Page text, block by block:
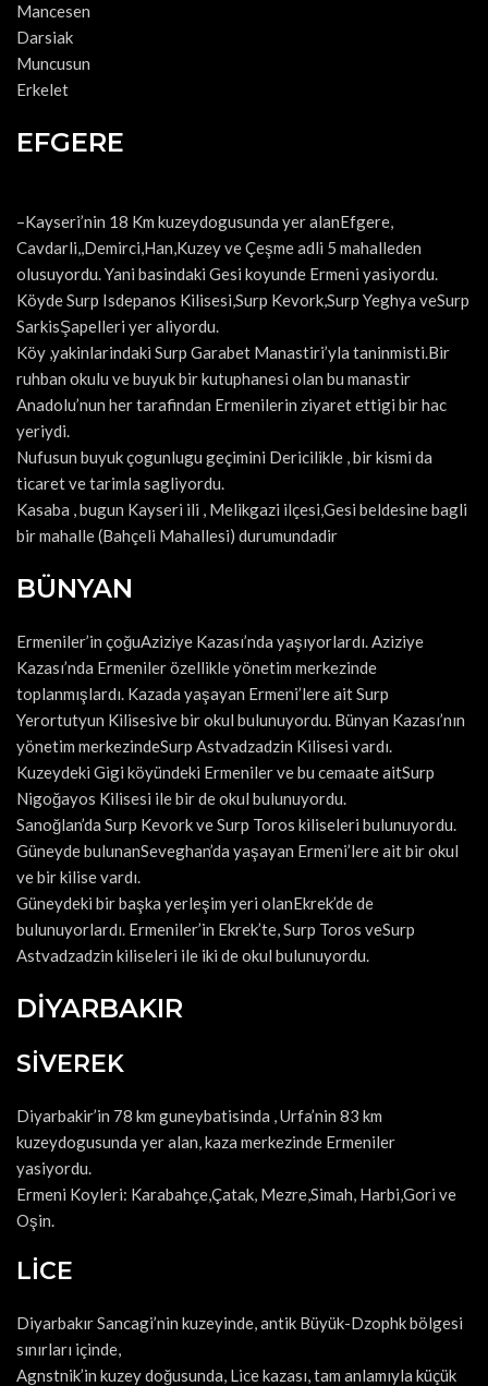
Mancesen
Darsiak
Muncusun
Erkelet
EFGERE
–Kayseri’nin 18 Km kuzeydogusunda yer alanEfgere,
Cavdarli,,Demirci,Han,Kuzey ve Çeşme adli 5 mahalleden
olusuyordu. Yani basindaki Gesi koyunde Ermeni yasiyordu.
Köyde Surp Isdepanos Kilisesi,Surp Kevork,Surp Yeghya veSurp
SarkisŞapelleri yer aliyordu.
Köy ,yakinlarindaki Surp Garabet Manastiri’yla taninmisti.Bir
ruhban okulu ve buyuk bir kutuphanesi olan bu manastir
Anadolu’nun her tarafindan Ermenilerin ziyaret ettigi bir hac
yeriydi.
Nufusun buyuk çogunlugu geçimini Dericilikle , bir kismi da
ticaret ve tarimla sagliyordu.
Kasaba , bugun Kayseri ili , Melikgazi ilçesi,Gesi beldesine bagli
bir mahalle (Bahçeli Mahallesi) durumundadir
BÜNYAN
Ermeniler’in çoğuAziziye Kazası’nda yaşıyorlardı. Aziziye
Kazası’nda Ermeniler özellikle yönetim merkezinde
toplanmışlardı. Kazada yaşayan Ermeni’lere ait Surp
Yerortutyun Kilisesive bir okul bulunuyordu. Bünyan Kazası’nın
yönetim merkezindeSurp Astvadzadzin Kilisesi vardı.
Kuzeydeki Gigi köyündeki Ermeniler ve bu cemaate aitSurp
Nigoğayos Kilisesi ile bir de okul bulunuyordu.
Sanoğlan’da Surp Kevork ve Surp Toros kiliseleri bulunuyordu.
Güneyde bulunanSeveghan’da yaşayan Ermeni’lere ait bir okul
ve bir kilise vardı.
Güneydeki bir başka yerleşim yeri olanEkrek’de de
bulunuyorlardı. Ermeniler’in Ekrek’te, Surp Toros veSurp
Astvadzadzin kiliseleri ile iki de okul bulunuyordu.
DİYARBAKIR
SİVEREK
Diyarbakir’in 78 km guneybatisinda , Urfa’nin 83 km
kuzeydogusunda yer alan, kaza merkezinde Ermeniler
yasiyordu.
Ermeni Koyleri: Karabahçe,Çatak, Mezre,Simah, Harbi,Gori ve
Oşin.
LİCE
Diyarbakır Sancagi’nin kuzeyinde, antik Büyük-Dzophk bölgesi
sınırları içinde,
Agnstnik’in kuzey doğusunda, Lice kazası, tam anlamıyla küçük